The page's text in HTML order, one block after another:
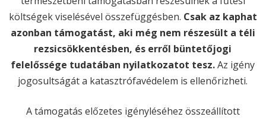
költségek viselésével összefüggésben. Csak az kaphat
azonban támogatást, aki még nem részesült a téli
rezsicsökkentésben, és erről büntetőjogi
felelőssége tudatában nyilatkozatot tesz.Az igény
jogosultságát a katasztrófavédelem is ellenőrizheti.
A támogatás előzetes igényléséhez összeállított